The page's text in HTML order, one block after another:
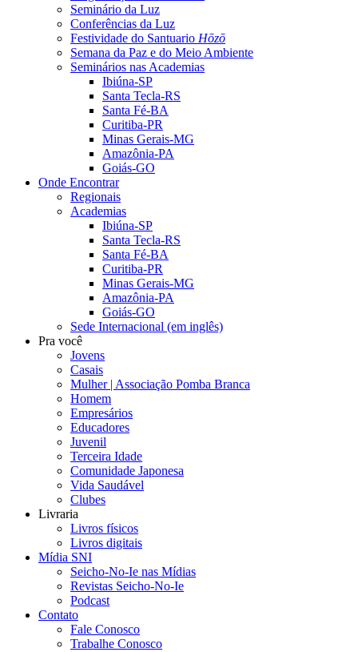
Seminário da Luz
Conferências da Luz
Festividade do Santuario Hōzō
Semana da Paz e do Meio Ambiente
Seminários nas Academias
Ibiúna-SP
Santa Tecla-RS
Santa Fé-BA
Curitiba-PR
Minas Gerais-MG
Amazônia-PA
Goiás-GO
Onde Encontrar
Regionais
Academias
Ibiúna-SP
Santa Tecla-RS
Santa Fé-BA
Curitiba-PR
Minas Gerais-MG
Amazônia-PA
Goiás-GO
Sede Internacional (em inglês)
Pra você
Jovens
Casais
Mulher | Associação Pomba Branca
Homem
Empresários
Educadores
Juvenil
Terceira Idade
Comunidade Japonesa
Vida Saudável
Clubes
Livraria
Livros físicos
Livros digitais
Mídia SNI
Seicho-No-Ie nas Mídias
Revistas Seicho-No-Ie
Podcast
Contato
Fale Conosco
Trabalhe Conosco